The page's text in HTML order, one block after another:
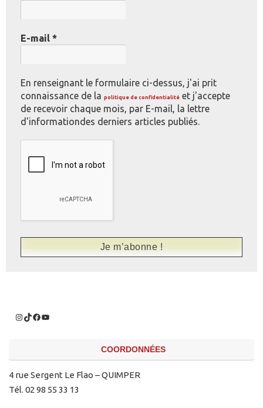
E-mail *
En renseignant le formulaire ci-dessus, j'ai prit
connaissance de la politique de confidentialité et j'accepte
de recevoir chaque mois, par E-mail, la lettre
d'informationdes derniers articles publiés.
COORDONNÉES
4 rue Sergent Le Flao – QUIMPER
Tél. 02 98 55 33 13